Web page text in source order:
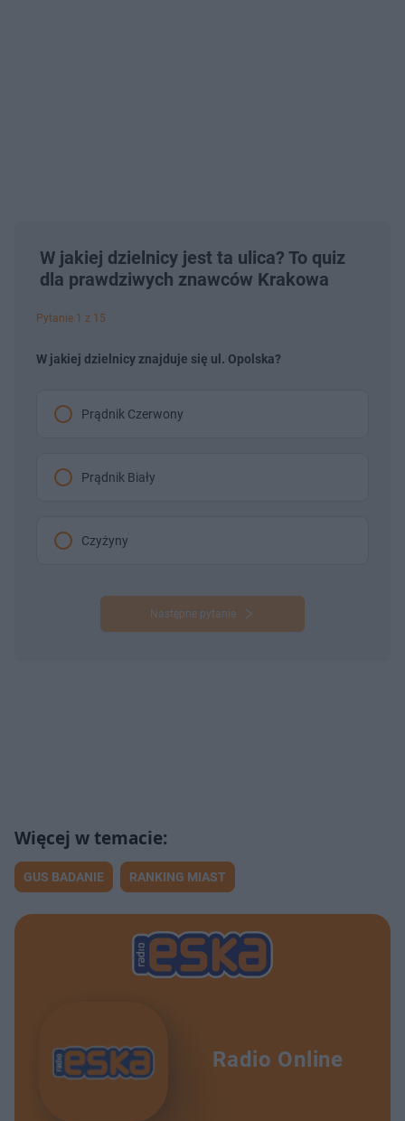
W jakiej dzielnicy jest ta ulica? To quiz
dla prawdziwych znawców Krakowa
Pytanie 1 z 15
W jakiej dzielnicy znajduje się ul. Opolska?
Prądnik Czerwony
Prądnik Biały
Czyżyny
Następne pytanie
GUS BADANIE RANKING MIAST
Radio Online